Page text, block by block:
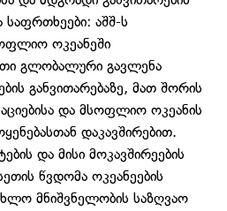
საფრთხეები: აშშ-ს
ოკეანეში
გლობალური გავლენა
განვითარებაზე, მათ შორის
და მსოფლიო ოკეანის
დაკავშირებით.
და მისი მოკავშირეების
წვდომა ოკეანეების
მნიშვნელობის საზღვაო